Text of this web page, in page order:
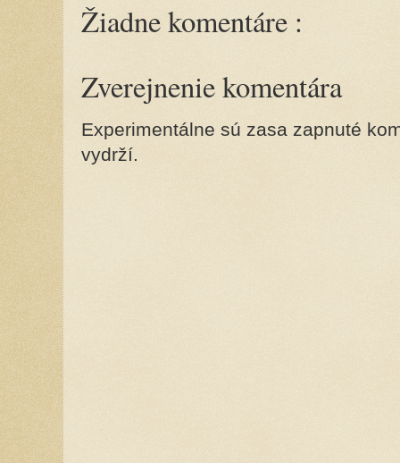
Žiadne komentáre :
Zverejnenie komentára
Experimentálne sú zasa zapnuté
vydrží.